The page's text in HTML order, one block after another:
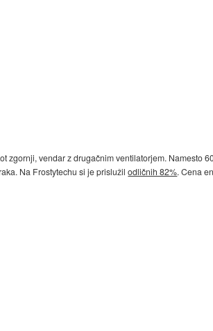
zgornji, vendar z drugačnim ventilatorjem. Namesto
Na Frostytechu si je prislužilodličnih 82%. Cena